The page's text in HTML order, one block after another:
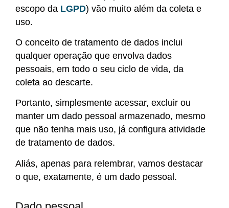
escopo da LGPD) vão muito além da coleta e
uso.
O conceito de tratamento de dados inclui
qualquer operação que envolva dados
pessoais, em todo o seu ciclo de vida, da
coleta ao descarte.
Portanto, simplesmente acessar, excluir ou
manter um dado pessoal armazenado, mesmo
que não tenha mais uso, já configura atividade
de tratamento de dados.
Aliás, apenas para relembrar, vamos destacar
o que, exatamente, é um dado pessoal.